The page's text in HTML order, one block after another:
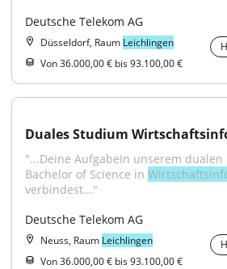
Deutsche Telekom AG
Düsseldorf, Raum Leichlingen
Von 36.000,00 € bis 93.100,00 €
Duales Studium
"...Deine AufgabeIn unserem dualen
Bachelor of Science in
verbindest..."
Deutsche Telekom AG
Neuss, Raum Leichlingen
Von 36.000,00 € bis 93.100,00 €